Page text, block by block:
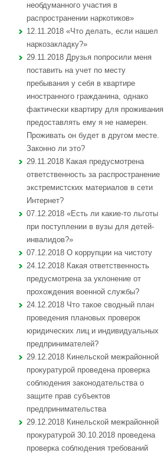
необдуманного участия в
распространении наркотиков»
12.11.2018 «Что делать, если нашел
наркозакладку?»
29.11.2018 Друзья попросили меня
поставить на учет по месту
пребывания у себя в квартире
иностранного гражданина, однако
фактически квартиру для проживания
предоставлять ему я не намерен.
Проживать он будет в другом месте.
Законно ли это?
29.11.2018 Какая предусмотрена
ответственность за распространение
экстремистских материалов в сети
Интернет?
07.12.2018 «Есть ли какие-то льготы
при поступлении в вузы для детей-
инвалидов?»
07.12.2018 О коррупции на чистоту
24.12.2018 Какая ответственность
предусмотрена за уклонение от
прохождения военной службы?
24.12.2018 Что такое сводный план
проведения плановых проверок
юридических лиц и индивидуальных
предпринимателей?
29.12.2018 Кинельской межрайонной
прокуратурой проведена проверка
соблюдения законодательства о
защите прав субъектов
предпринимательства
29.12.2018 Кинельской межрайонной
прокуратурой 30.10.2018 проведена
проверка соблюдения требований